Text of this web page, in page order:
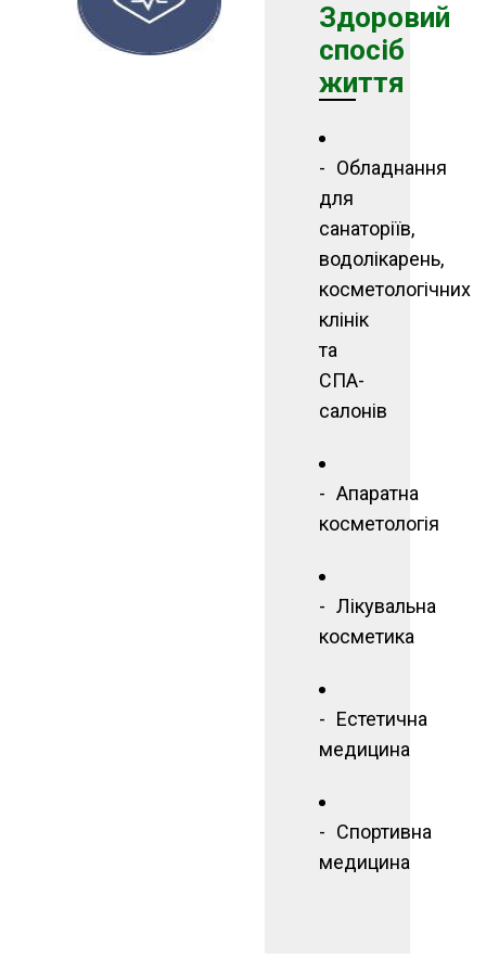
Здоровий
споcіб
життя
Обладнання
для
санаторіїв,
водолікарень,
косметологічних
клінік
та
СПА-
салонів
Апаратна
косметологія
Лікувальна
косметика
Естетична
медицина
Спортивна
медицина